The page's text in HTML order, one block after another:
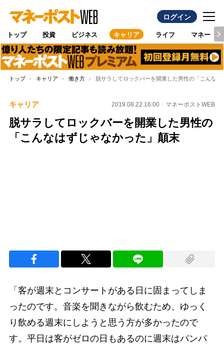
ログイン
トップ 投資 ビジネス キャリア ライフ マネー
トップ キャリア 働き方 脱サラしてロックバーを開業した男性の「こんな
キャリア 2019.08.22 16:00 マネーポストWEB
脱サラしてロックバーを開業した男性の
「こんなはずじゃなかった」顛末
「客が週末とコンサートがある日に固まってしま
ったのです。音楽を聞きながら飲むため、ゆっく
り飲める週末にしようと思う方が多かったので
す。平日は客がゼロの日もあるのに週末はパンパ